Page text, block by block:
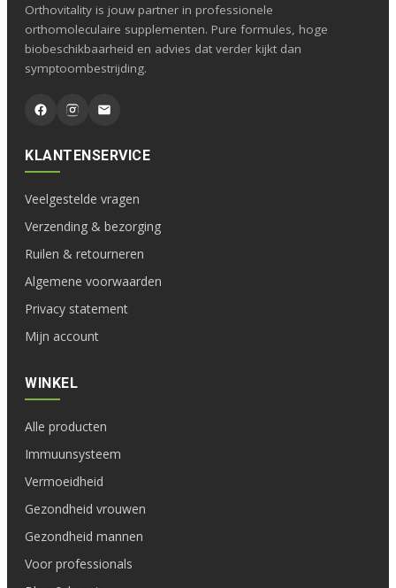
Orthovitality is jouw partner in professionele
orthomoleculaire supplementen. Pure formules, hoge
biobeschikbaarheid en advies dat verder kijkt dan
symptoombestrijding.
KLANTENSERVICE
Veelgestelde vragen
Verzending & bezorging
Ruilen & retourneren
Algemene voorwaarden
Privacy statement
Mijn account
WINKEL
Alle producten
Immuunsysteem
Vermoeidheid
Gezondheid vrouwen
Gezondheid mannen
Voor professionals